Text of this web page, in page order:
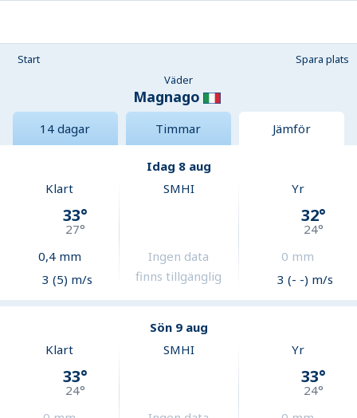
Start
Spara plats
Väder
Magnago
14 dagar Timmar Jämför
Idag 8 aug
Klart
33°
27°
0,4mm
3 (5) m/s
SMHI
Ingen data
finns tillgänglig
Yr
32°
24°
0 mm
3 (- -) m/s
Sön 9 aug
Klart
33°
24°
SMHI Yr
33°
24°